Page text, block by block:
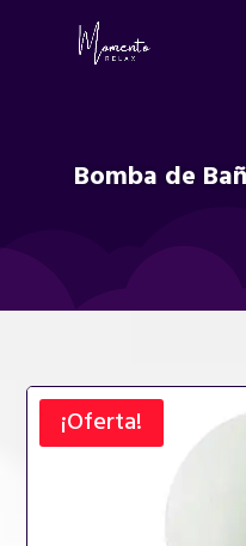
Bomba de
¡Oferta!